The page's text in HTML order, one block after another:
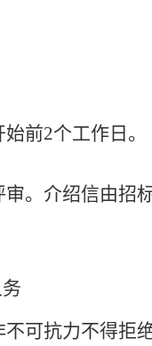
始前2个工作日。
。介绍信由招
可抗力不得拒